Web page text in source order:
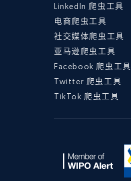
LinkedIn 爬虫工具
电商爬虫工具
社交媒体爬虫工具
亚马逊爬虫工具
Facebook 爬虫工具
Twitter 爬虫工具
TikTok 爬虫工具